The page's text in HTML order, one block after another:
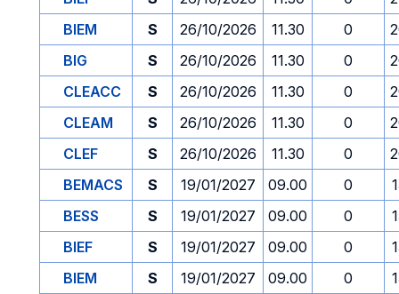
BIEM
S 26/10/2026 11.30 0
BIG
S 26/10/2026 11.30 0
CLEACC
S 26/10/2026 11.30 0
CLEAM
S 26/10/2026 11.30 0
CLEF
S 26/10/2026 11.30 0
BEMACS
S 19/01/2027 09.00 0
BESS
S 19/01/2027 09.00 0
BIEF
S 19/01/2027 09.00 0
BIEM
S 19/01/2027 09.00 0